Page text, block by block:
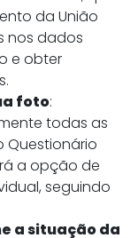
da União
nos dados
e obter
foto:
todas as
Questionário
a opção de
seguindo
a situação da